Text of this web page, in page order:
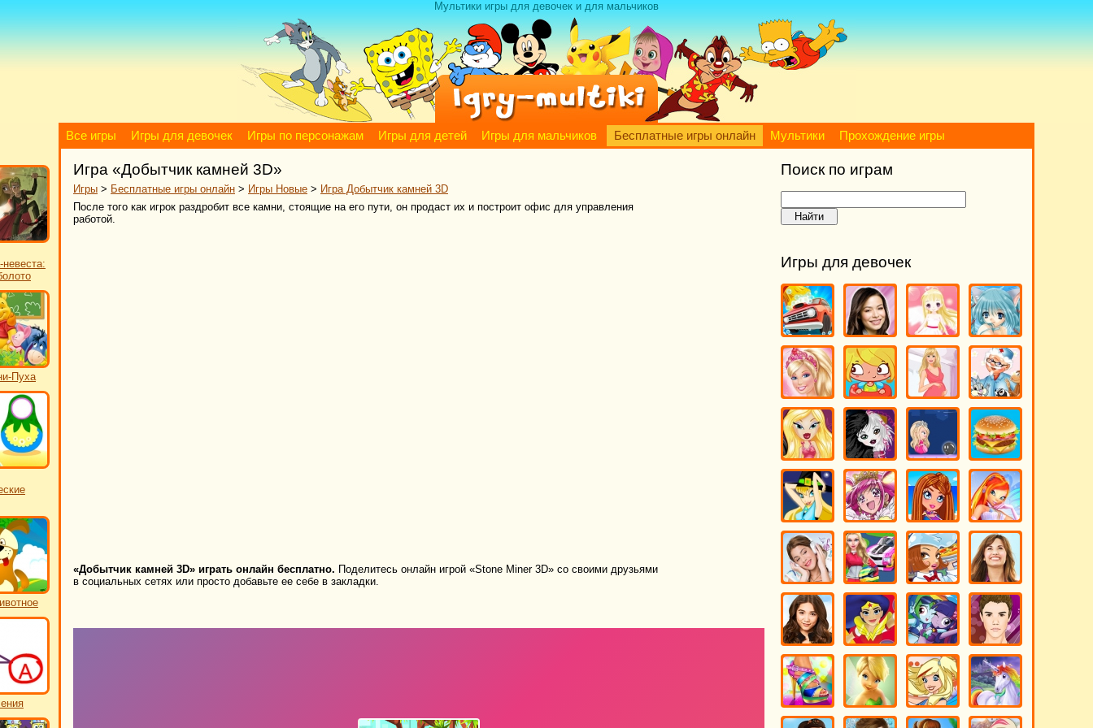
Мультики игры для девочек и для мальчиков
Все игры Игры для девочек Игры по персонажам Игры для детей Игры для мальчиков Бесплатные игры онлайн Мультики Прохождение игры
Пуха
Игра «Добытчик камней 3D»
Игры > Бесплатные игры онлайн > Игры Новые > Игра Добытчик камней 3D
После того как игрок раздробит все камни, стоящие на его пути, он продаст их и построит офис для управления
работой.
«Добытчик камней 3D» играть онлайн бесплатно. Поделитесь онлайн игрой «Stone Miner 3D» со своими друзьями
в социальных сетях или просто добавьте ее себе в закладки.
Поиск по играм
Игры для девочек